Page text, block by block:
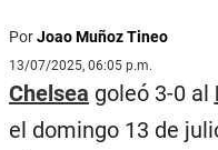
PorJoao Muñoz Tineo
13/07/2025, 06:05 p.m.
Chelsea goleó 3-0 al
el domingo 13 de